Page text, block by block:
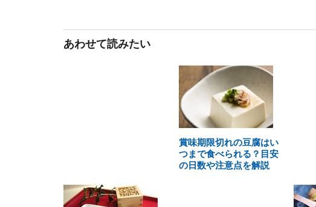
あわせて読みたい
賞味期限切れの豆腐はい
つまで食べられる？目安
の日数や注意点を解説